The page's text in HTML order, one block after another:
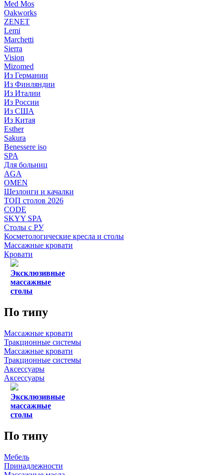
Med Mos
Oakworks
ZENET
Lemi
Marchetti
Sierra
Vision
Mizomed
Из Германии
Из Финляндии
Из Италии
Из России
Из США
Из Китая
Esther
Sakura
Benessere iso
SPA
Для больниц
AGA
OMEN
Шезлонги и качалки
ТОП столов 2026
CODE
SKYY SPA
Столы с РУ
Косметологические кресла и столы
Массажные кровати
Кровати
Эксклюзивные
массажные
столы
По типу
Массажные кровати
Тракционные системы
Массажные кровати
Тракционные системы
Аксессуары
Аксессуары
Эксклюзивные
массажные
столы
По типу
Мебель
Принадлежности